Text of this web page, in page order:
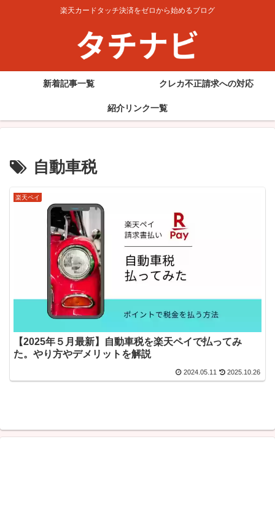
楽天カードタッチ決済をゼロから始めるブログ
新着記事一覧 クレカ不正請求への対応
紹介リンク一覧
自動車税
楽天ペイ
【2025年５月最新】自動車税を楽天ペイで払ってみ
た。やり方やデメリットを解説
2024.05.11 2025.10.26